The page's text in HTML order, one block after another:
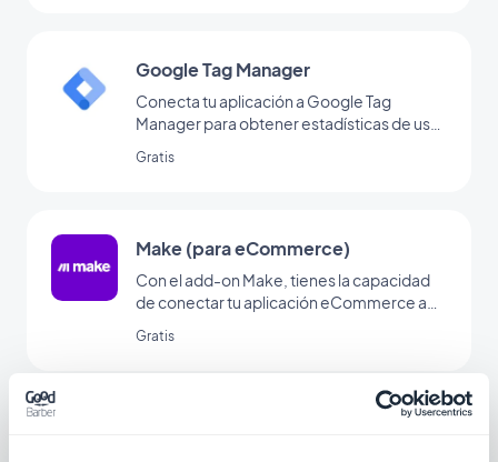
Google Tag Manager
Conecta tu aplicación a Google Tag
Manager para obtener estadísticas de uso
Gratis
Make (para eCommerce)
Con el add-on Make, tienes la capacidad
de conectar tu aplicación eCommerce a
on perfecto para configurar
www.make.com para utilizar este add-on)
Gratis